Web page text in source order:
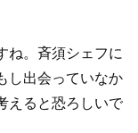
ね。斉須シェフに
し出会っていなか
えると恐ろしいで